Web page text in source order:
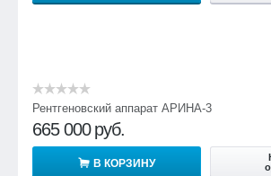
Рентгеновский аппарат АРИНА-3
665 000 руб.
В КОРЗИНУ